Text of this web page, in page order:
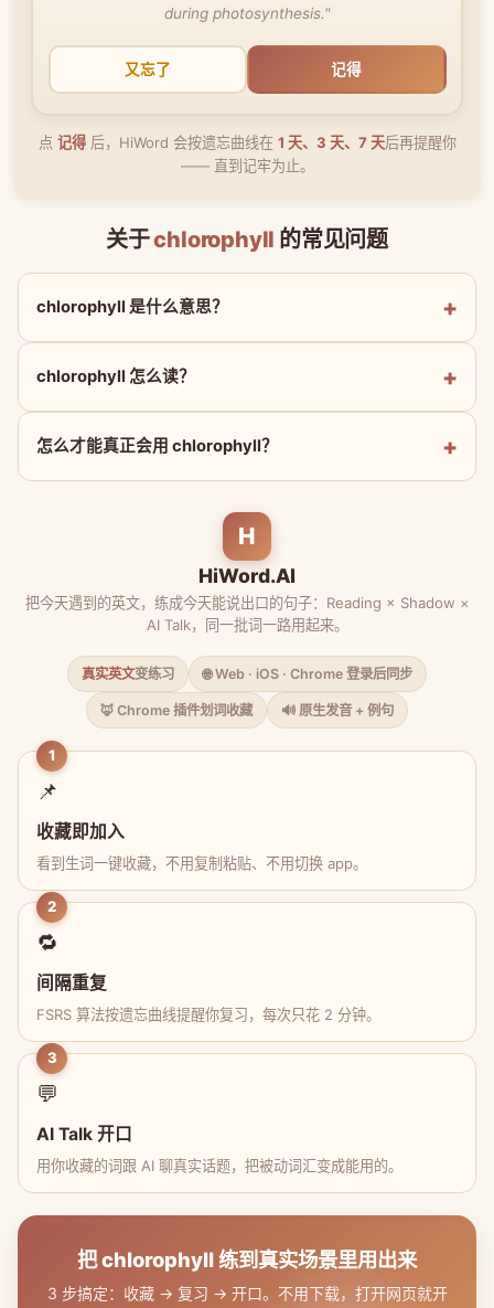
during photosynthesis."
又忘了 记得
点 记得后，HiWord 会按遗忘曲线在 1 天、3 天、7 天后再提醒你
—— 直到记牢为止。
关于chlorophyll 的常见问题
chlorophyll 是什么意思？
chlorophyll 怎么读？
怎么才能真正会用 chlorophyll？
H
HiWord.AI
把今天遇到的英文，练成今天能说出口的句子：Reading × Shadow ×
AI Talk，同一批词一路用起来。
真实英文变练习 🌐 Web · iOS · Chrome 登录后同步
🦊 Chrome 插件划词收藏 🔊 原生发音 + 例句
1
📌
收藏即加入
看到生词一键收藏，不用复制粘贴、不用切换 app。
2
🔁
间隔重复
FSRS 算法按遗忘曲线提醒你复习，每次只花 2 分钟。
3
💬
AI Talk 开口
用你收藏的词跟 AI 聊真实话题，把被动词汇变成能用的。
把 chlorophyll 练到真实场景里用出来
3 步搞定：收藏 → 复习 → 开口。不用下载，打开网页就开